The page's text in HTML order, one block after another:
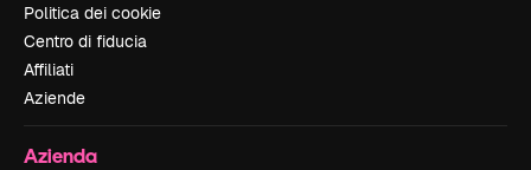
Politica dei cookie
Centro di fiducia
Affiliati
Aziende
Azienda